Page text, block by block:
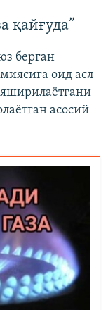
қайғуда”
берган
оид асл
асосий